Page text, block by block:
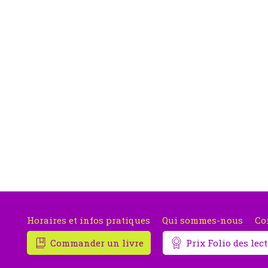
Horaires et infos pratiques Qui sommes-nous
Commander un livre
Prix Folio des